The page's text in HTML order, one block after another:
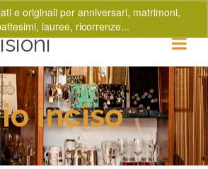
e originali per anniversari, matrimoni,
lauree, ricorrenze...
inciso